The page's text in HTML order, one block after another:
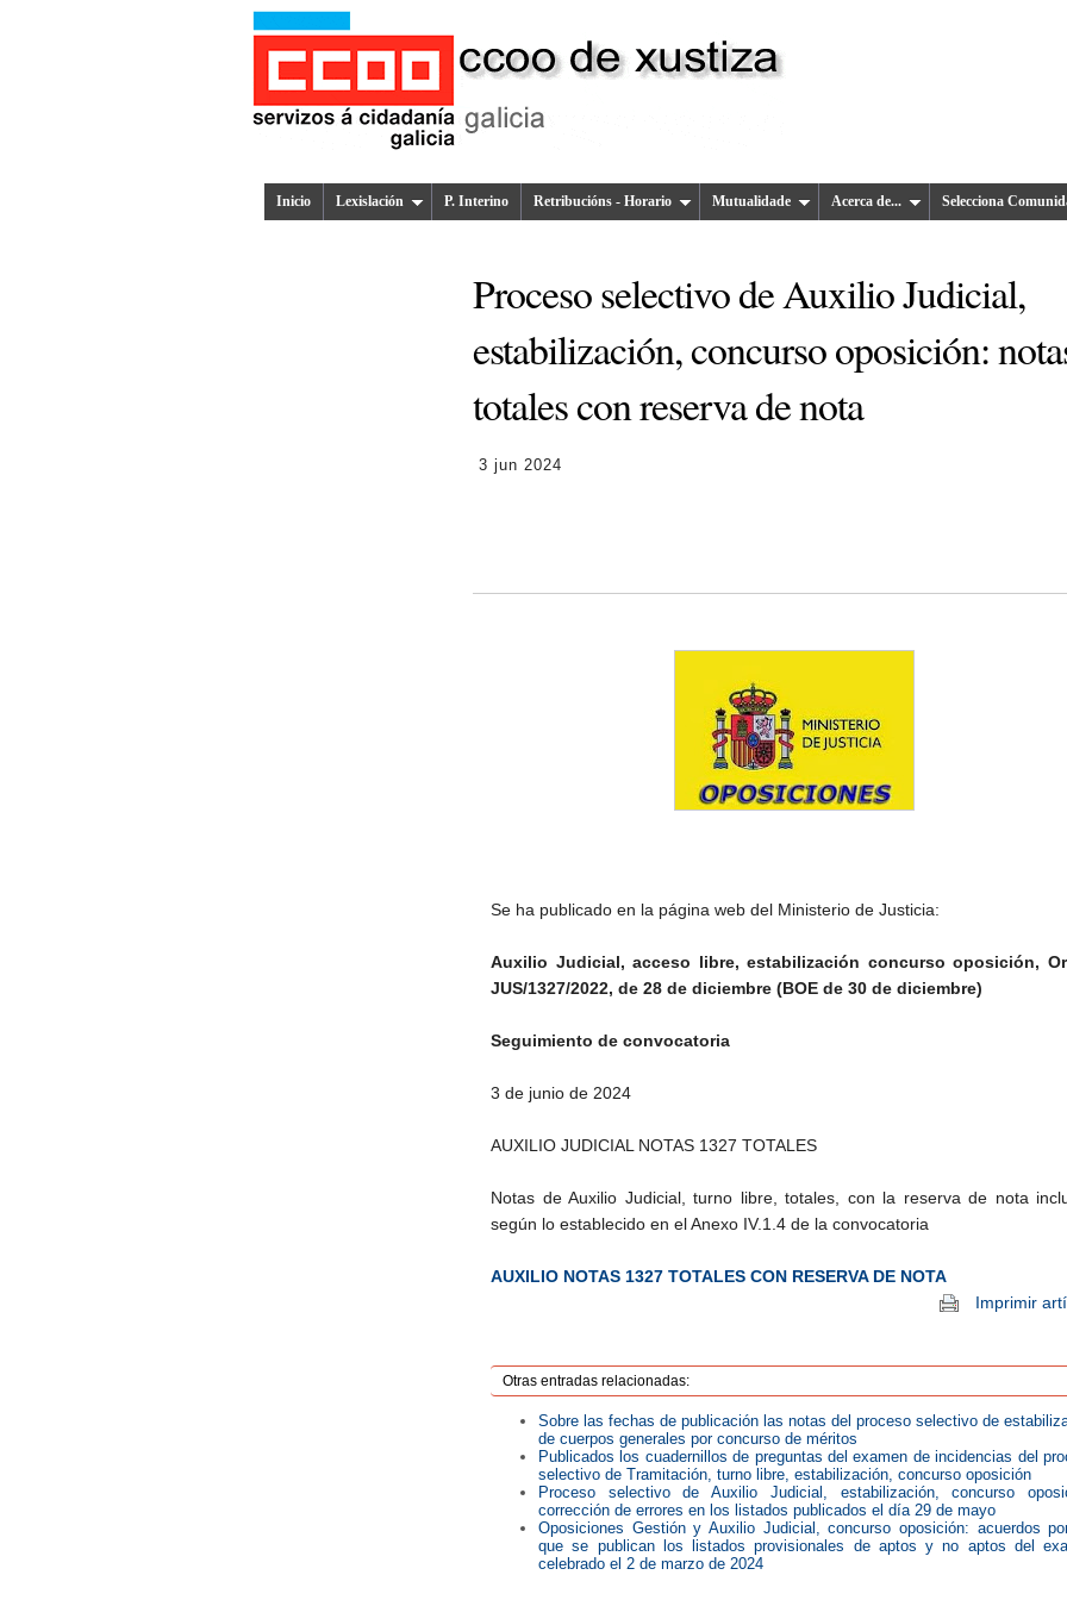
Inicio Lexislación P. Interino Retribucións - Horario Mutualidade Acerca de... Selecciona
Proceso selectivo de Auxilio Judicial,
estabilización, concurso oposición:
totales con reserva de nota
3 jun 2024
Se ha publicado en la página web del Ministerio de Justicia:
Auxilio Judicial, acceso libre, estabilización concurso oposición,
JUS/1327/2022, de 28 de diciembre (BOE de 30 de diciembre)
Seguimiento de convocatoria
3 de junio de 2024
AUXILIO JUDICIAL NOTAS 1327 TOTALES
Notas de Auxilio Judicial, turno libre, totales, con la reserva de nota
según lo establecido en el Anexo IV.1.4 de la convocatoria
AUXILIO NOTAS 1327 TOTALES CON RESERVA DE NOTA
Imprimir
Otras entradas relacionadas:
Sobre las fechas de publicación las notas del proceso selectivo de
de cuerpos generales por concurso de méritos
Publicados los cuadernillos de preguntas del examen de incidencias del
selectivo de Tramitación, turno libre, estabilización, concurso oposición
Proceso selectivo de Auxilio Judicial, estabilización, concurso
corrección de errores en los listados publicados el día 29 de mayo
Oposiciones Gestión y Auxilio Judicial, concurso oposición: acuerdos
que se publican los listados provisionales de aptos y no aptos del
celebrado el 2 de marzo de 2024